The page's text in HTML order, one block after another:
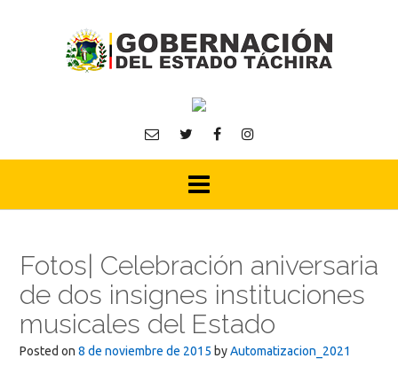
Fotos| Celebración aniversaria
de dos insignes instituciones
musicales del Estado
Posted on 8 de noviembre de 2015 byAutomatizacion_2021